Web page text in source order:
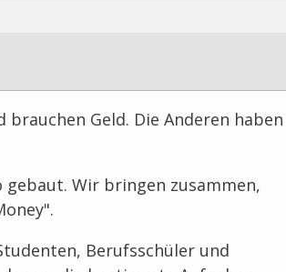
Geld. Die Anderen haben
Wir bringen zusammen,
Berufsschüler und